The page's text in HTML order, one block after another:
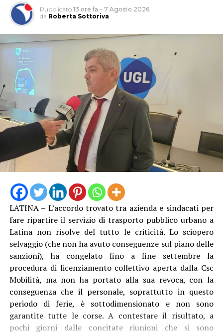
Pubblicato 13 ore fa – 7 Agosto 2026
da Roberta Sottoriva
LATINA – L’accordo trovato tra azienda e sindacati per
fare ripartire il servizio di trasporto pubblico urbano a
Latina non risolve del tutto le criticità. Lo sciopero
selvaggio (che non ha avuto conseguenze sul piano delle
sanzioni), ha congelato fino a fine settembre la
procedura di licenziamento collettivo aperta dalla Csc
Mobilità, ma non ha portato alla sua revoca, con la
conseguenza che il personale, soprattutto in questo
periodo di ferie, è sottodimensionato e non sono
garantite tutte le corse. A contestare il risultato, a
pochi giorni dalle concitate riunioni che si sono